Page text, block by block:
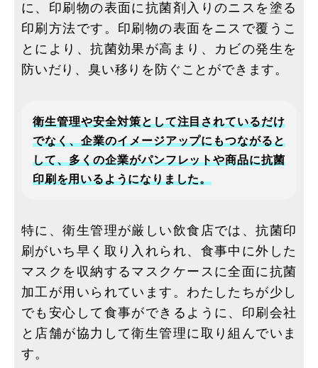
に、印刷物の表面に抗菌剤入りのニスを塗る
印刷方法です。印刷物の表面をニスで覆うこ
とにより、抗菌効果が高まり、カビの発生を
防いだり、臭い移りを防ぐことができます。
衛生管理や安全対策として注目されているだけ
でなく、企業のイメージアップにもつながると
して、多くの企業がパンフレットや商品に抗菌
印刷を用いるようになりました。
特に、衛生管理が厳しい飲食店では、抗菌印
刷がいち早く取り入れられ、食事中に外した
マスクを収納するマスクケースに全面に抗菌
加工が用いられています。わたしたちが少し
でも安心して食事ができるように、印刷会社
と店舗が協力して衛生管理に取り組んでいま
す。